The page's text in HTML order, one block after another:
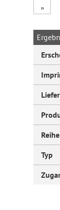
Forum
„
Reihe
Typ